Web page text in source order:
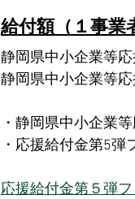
給付額（１事業
静岡県中小企業等
静岡県中小企業等
・静岡県中小企業
・応援給付金第5
応援給付金第５弾